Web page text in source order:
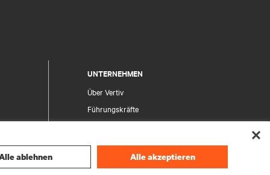
UNTERNEHMEN
Über Vertiv
Führungskräfte
Ethik und Compliance
ablehnen Alle akzeptieren